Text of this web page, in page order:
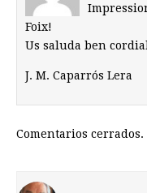
Foix!
Us saluda ben
J. M. Caparrós Lera
Comentarios cerrados.